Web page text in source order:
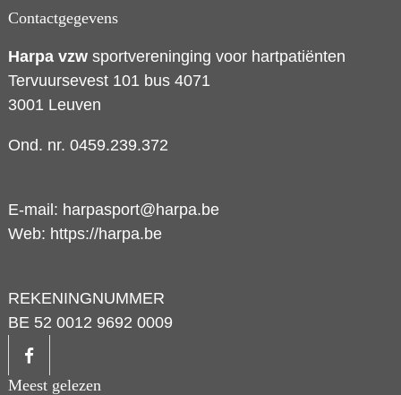
Contactgegevens
Harpa vzw sportvereninging voor hartpatiënten
Tervuursevest 101 bus 4071
3001 Leuven
Ond. nr. 0459.239.372
E-mail: harpasport@harpa.be
Web: https://harpa.be
REKENINGNUMMER
BE 52 0012 9692 0009
Meest gelezen